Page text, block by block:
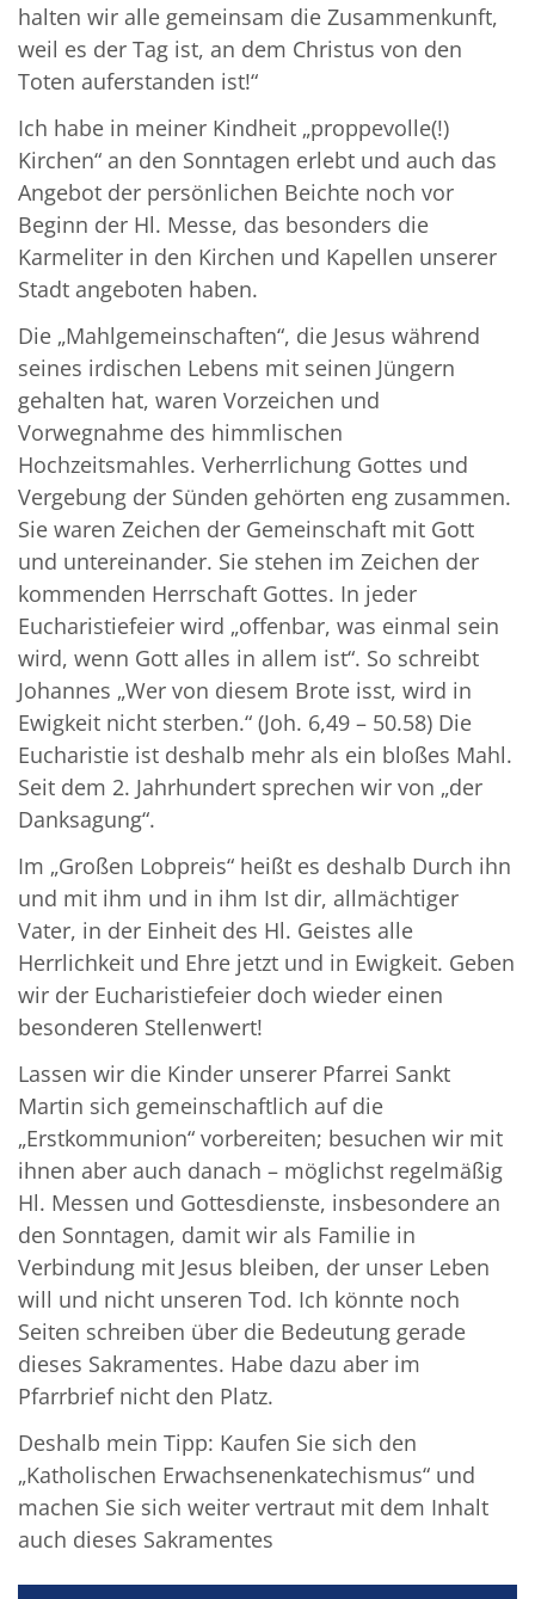
halten wir alle gemeinsam die Zusammenkunft,
weil es der Tag ist, an dem Christus von den
Toten auferstanden ist!“
Ich habe in meiner Kindheit „proppevolle(!)
Kirchen“ an den Sonntagen erlebt und auch das
Angebot der persönlichen Beichte noch vor
Beginn der Hl. Messe, das besonders die
Karmeliter in den Kirchen und Kapellen unserer
Stadt angeboten haben.
Die „Mahlgemeinschaften“, die Jesus während
seines irdischen Lebens mit seinen Jüngern
gehalten hat, waren Vorzeichen und
Vorwegnahme des himmlischen
Hochzeitsmahles. Verherrlichung Gottes und
Vergebung der Sünden gehörten eng zusammen.
Sie waren Zeichen der Gemeinschaft mit Gott
und untereinander. Sie stehen im Zeichen der
kommenden Herrschaft Gottes. In jeder
Eucharistiefeier wird „offenbar, was einmal sein
wird, wenn Gott alles in allem ist“. So schreibt
Johannes „Wer von diesem Brote isst, wird in
Ewigkeit nicht sterben.“ (Joh. 6,49 – 50.58) Die
Eucharistie ist deshalb mehr als ein bloßes Mahl.
Seit dem 2. Jahrhundert sprechen wir von „der
Danksagung“.
Im „Großen Lobpreis“ heißt es deshalb Durch ihn
und mit ihm und in ihm Ist dir, allmächtiger
Vater, in der Einheit des Hl. Geistes alle
Herrlichkeit und Ehre jetzt und in Ewigkeit. Geben
wir der Eucharistiefeier doch wieder einen
besonderen Stellenwert!
Lassen wir die Kinder unserer Pfarrei Sankt
Martin sich gemeinschaftlich auf die
„Erstkommunion“ vorbereiten; besuchen wir mit
ihnen aber auch danach – möglichst regelmäßig
Hl. Messen und Gottesdienste, insbesondere an
den Sonntagen, damit wir als Familie in
Verbindung mit Jesus bleiben, der unser Leben
will und nicht unseren Tod. Ich könnte noch
Seiten schreiben über die Bedeutung gerade
dieses Sakramentes. Habe dazu aber im
Pfarrbrief nicht den Platz.
Deshalb mein Tipp: Kaufen Sie sich den
„Katholischen Erwachsenenkatechismus“ und
machen Sie sich weiter vertraut mit dem Inhalt
auch dieses Sakramentes